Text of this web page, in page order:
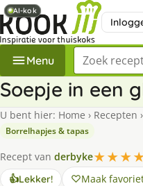
Menu Zoek een
Soepje in een
U bent hier: Home › Recepten ›
Borrelhapjes & tapas
Recept van derbyke
👍Lekker! Maak
AI-kok
AI-kok